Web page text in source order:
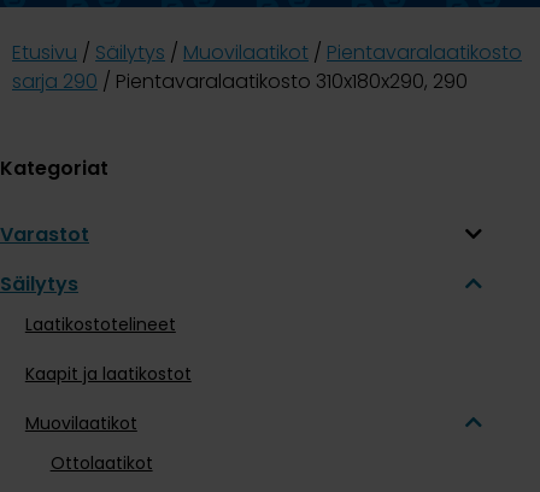
Etusivu / Säilytys / Muovilaatikot / Pientavaralaatikosto
sarja 290 / Pientavaralaatikosto 310x180x290, 290
Kategoriat
Varastot
Säilytys
Laatikostotelineet
Kaapit ja laatikostot
Muovilaatikot
Ottolaatikot